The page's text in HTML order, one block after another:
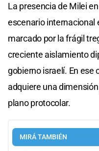
La presencia de Milei
escenario internacional
marcado por la frágil
creciente aislamiento
gobierno israelí. En ese
adquiere una
plano protocolar.
MIRÁ TAMBIÉN